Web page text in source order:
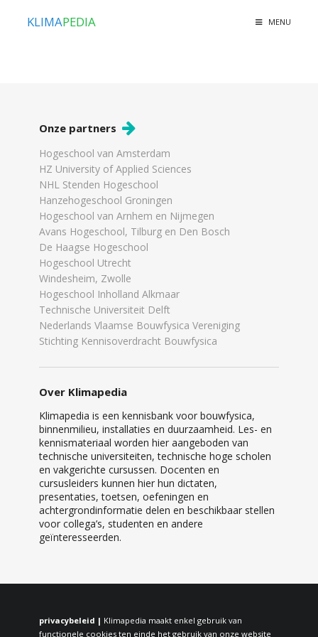
KLIMAPEDIA MENU
Onze partners
Hogeschool van Amsterdam
HZ University of Applied Sciences
NHL Stenden Hogeschool
Hanzehogeschool Groningen
Hogeschool van Arnhem en Nijmegen
Avans Hogeschool, Tilburg en Den Bosch
De Haagse Hogeschool
Hogeschool Utrecht
Windesheim, Zwolle
Hogeschool Inholland Alkmaar
Technische Universiteit Delft
Nederlands Vlaamse Bouwfysica Vereniging
Stichting Kennisoverdracht Bouwfysica
Over Klimapedia
Klimapedia is een kennisbank voor bouwfysica,
binnenmilieu, installaties en duurzaamheid. Les- en
kennismateriaal worden hier aangeboden van
technische universiteiten, technische hoge scholen
en vakgerichte cursussen. Docenten en
cursusleiders kunnen hier hun dictaten,
presentaties, toetsen, oefeningen en
achtergrondinformatie delen en beschikbaar stellen
voor collega’s, studenten en andere
geïnteresseerden.
privacybeleid | Klimapedia maakt enkel gebruik van
functionele cookies ten einde het gebruik van onze website